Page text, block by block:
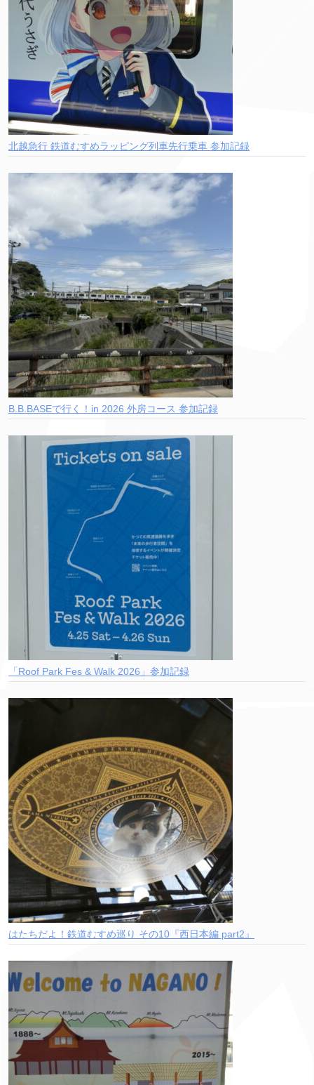
北越急行 鉄道むすめラッピング列車先行乗車 参加記録
B.B.BASEで行く！in 2026 外房コース 参加記録
「Roof Park Fes & Walk 2026」参加記録
はたちだよ！鉄道むすめ巡り その10『西日本編 part2』